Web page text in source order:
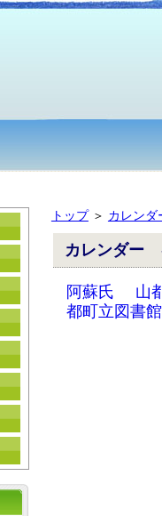
トップ＞ カレンダ
カレンダー
阿蘇氏
山
都町立図書館